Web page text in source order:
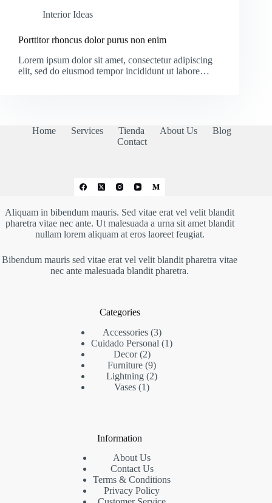
Interior Ideas
Porttitor rhoncus dolor purus non enim
Lorem ipsum dolor sit amet, consectetur adipiscing
elit, sed do eiusmod tempor incididunt ut labore…
Home Services Tienda About Us
Blog
Contact
Aliquam in bibendum mauris. Sed vitae erat vel velit blandit
pharetra vitae nec ante. Ut malesuada a urna sit amet blandit
nullam lorem aliquam at eros laoreet feugiat.
Bibendum mauris sed vitae erat vel velit blandit pharetra vitae
nec ante malesuada blandit pharetra.
Categories
Accessories 33
productos
Cuidado Personal 11
Decor 22
productos
Furniture 99
productos
Lightning 22
Vases 11
Information
About Us
Contact Us
Terms & Conditions
Privacy Policy